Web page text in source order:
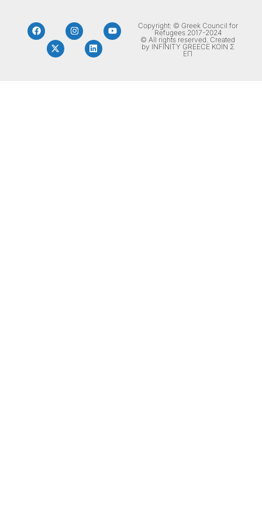
Copyright: © Greek Council for
Refugees 2017-2024
© All rights reserved. Created
by INFINITY GREECE ΚΟΙΝ Σ
ΕΠ